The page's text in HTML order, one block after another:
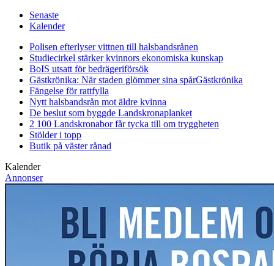
Senaste
Kalender
Polisen efterlyser vittnen till halsbandsrånen
Studiecirkel stärker kvinnors ekonomiska kunskap
BoIS utsatt för bedrägeriförsök
Gästkrönika: När staden glömmer sina spårGästkrönika
Fängelse för rattfylla
Nytt halsbandsrån mot äldre kvinna
De beslut som byggde Landskronaplanket
2 100 Landskronabor får tycka till om tryggheten
Stölder i topp
Butik på väster rånad
Kalender
Annonser